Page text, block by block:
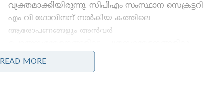
വ്യക്തമാക്കിയിരുന്നു. സിപിഎം സംസ്ഥാന സെക്രട്ടറി
എം വി ഗോവിന്ദന് നൽകിയ കത്തിലെ
ആരോപണങ്ങളും അൻവർ
ഉന്നയിച്ച ആരോപണങ്ങളും പിൻവലിച്ച് ഖേദം
പ്രകടിപ്പിക്കണം എന്നാണ് പി ശശി ആവശ്യപ്പെടുന്നത്.
READ MORE